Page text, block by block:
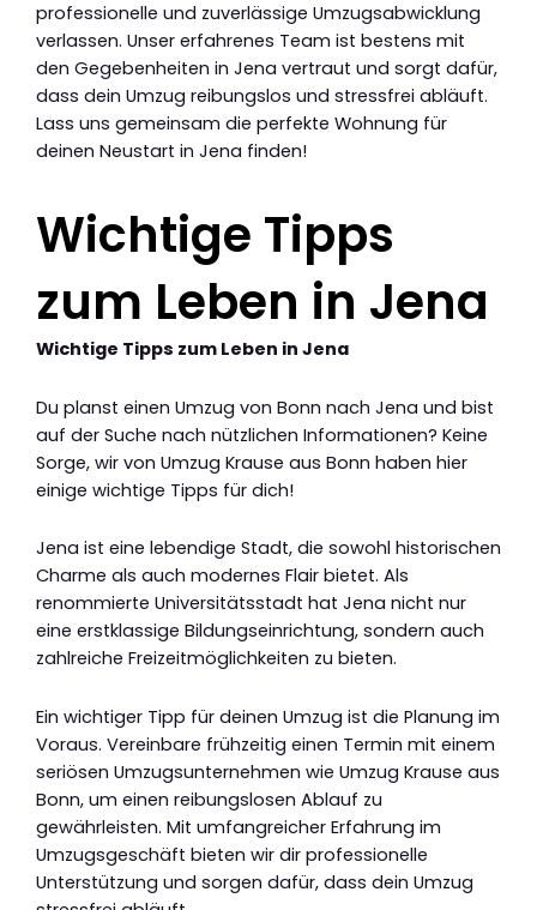
professionelle und zuverlässige Umzugsabwicklung
verlassen. Unser erfahrenes Team ist bestens mit
den Gegebenheiten in Jena vertraut und sorgt dafür,
dass dein Umzug reibungslos und stressfrei abläuft.
Lass uns gemeinsam die perfekte Wohnung für
deinen Neustart in Jena finden!
Wichtige Tipps
zum Leben in Jena
Wichtige Tipps zum Leben in Jena
Du planst einen Umzug von Bonn nach Jena und bist
auf der Suche nach nützlichen Informationen? Keine
Sorge, wir von Umzug Krause aus Bonn haben hier
einige wichtige Tipps für dich!
Jena ist eine lebendige Stadt, die sowohl historischen
Charme als auch modernes Flair bietet. Als
renommierte Universitätsstadt hat Jena nicht nur
eine erstklassige Bildungseinrichtung, sondern auch
zahlreiche Freizeitmöglichkeiten zu bieten.
Ein wichtiger Tipp für deinen Umzug ist die Planung im
Voraus. Vereinbare frühzeitig einen Termin mit einem
seriösen Umzugsunternehmen wie Umzug Krause aus
Bonn, um einen reibungslosen Ablauf zu
gewährleisten. Mit umfangreicher Erfahrung im
Umzugsgeschäft bieten wir dir professionelle
Unterstützung und sorgen dafür, dass dein Umzug